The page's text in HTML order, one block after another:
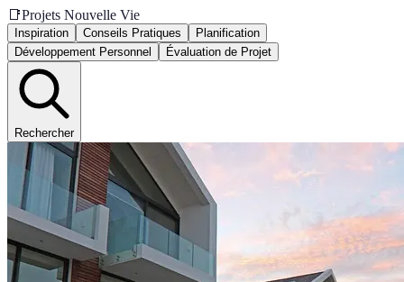
📑Projets Nouvelle Vie
Inspiration Conseils Pratiques
Planification
Développement Personnel
Évaluation de Projet
Rechercher